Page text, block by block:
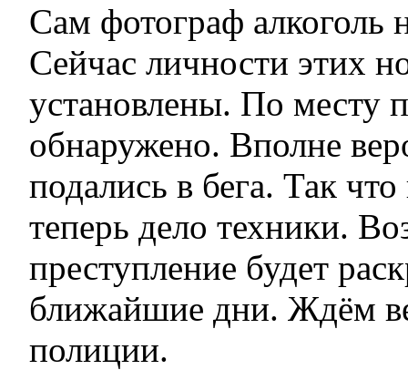
Сам фотограф алкоголь
Сейчас личности этих
установлены. По месту
обнаружено. Вполне
подались в бега. Так
теперь дело техники.
преступление будет
ближайшие дни. Ждём
полиции.